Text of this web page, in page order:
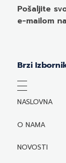
Pošaljite
e-mailom
Brzi
NASLOVNA
O NAMA
NOVOSTI